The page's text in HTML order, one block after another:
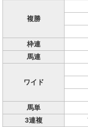
複勝
枠連
馬連
ワイド
馬単
3連複